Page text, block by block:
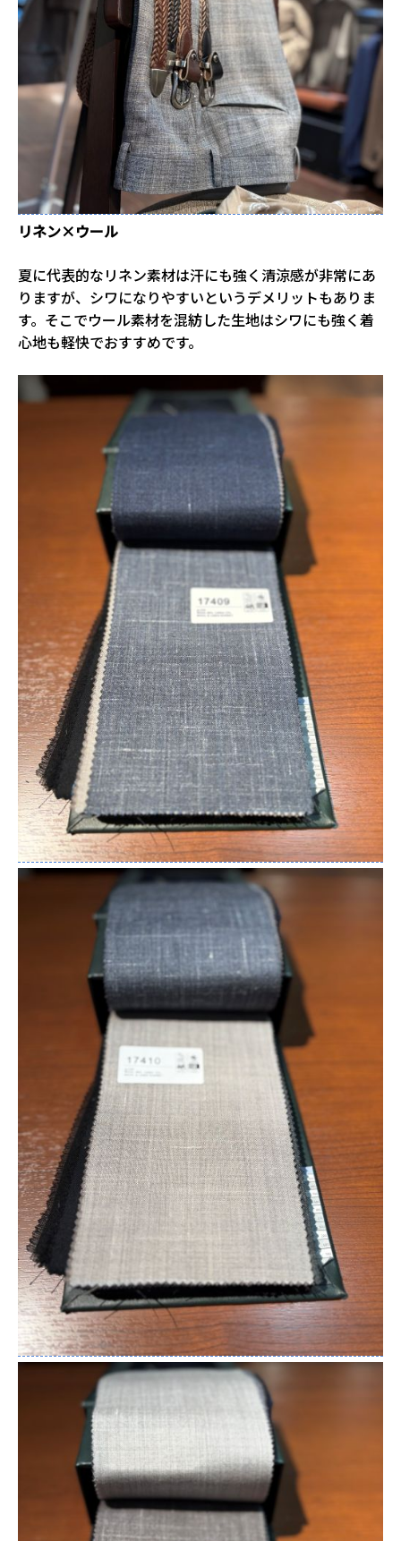
リネン×ウール
夏に代表的なリネン素材は汗にも強く清涼感が非常にあ
りますが、シワになりやすいというデメリットもありま
す。そこでウール素材を混紡した生地はシワにも強く着
心地も軽快でおすすめです。